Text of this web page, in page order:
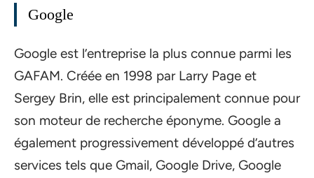
Google
Google est l’entreprise la plus connue parmi les
GAFAM. Créée en 1998 par Larry Page et
Sergey Brin, elle est principalement connue pour
son moteur de recherche éponyme. Google a
également progressivement développé d’autres
services tels que Gmail, Google Drive, Google